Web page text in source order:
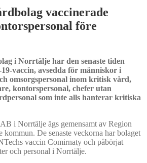
vaccinerade
före
i Norrtälje har den senaste tiden
vaccin, avsedda för människor i
omsorgspersonal inom kritisk vård,
kontorspersonal, chefer utan
som inte alls hanterar kritiska
i Norrtälje ägs gemensamt av Region
De senaste veckorna har bolaget
vaccin Comirnaty och påbörjat
och personal i Norrtälje.